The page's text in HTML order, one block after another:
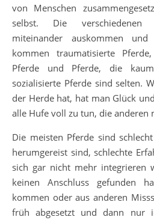
von Menschen
selbst. Die verschiedenen
miteinander auskommen und
kommen traumatisierte
Pferde und Pferde, die
sozialisierte Pferde sind selten.
der Herde hat, hat man Glück
alle Hufe voll zu tun, die anderen
Die meisten Pferde sind
herumgereist sind, schlechte
sich gar nicht mehr integrieren
keinen Anschluss gefunden
kommen oder aus anderen
früh abgesetzt und dann nur